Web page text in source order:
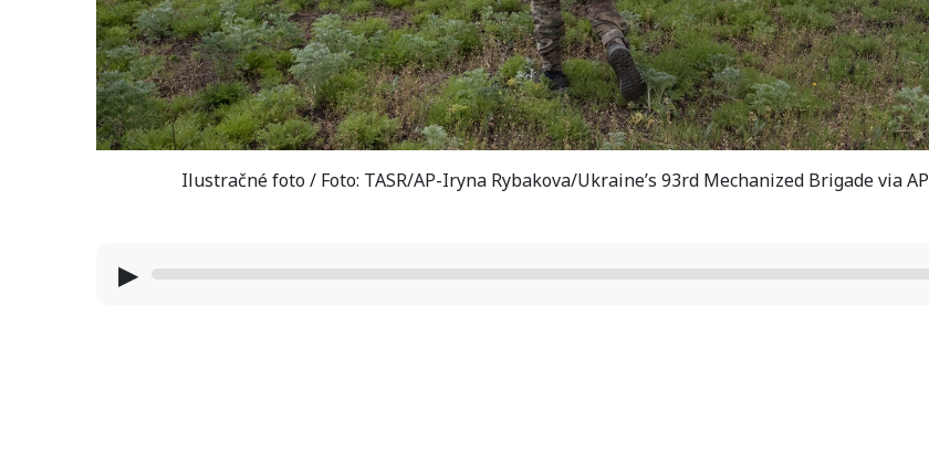
Ilustračné foto / Foto: TASR/AP-Iryna Rybakova/Ukraine’s 93rd Mechanized Brigade via AP
▶